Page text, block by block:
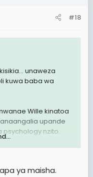
#18
unaweza
kuwa baba wa
Wille kinatoa
upande
psychology nzito.
tangu mwanzo,
forced.Ni
yote halafu
ya maisha.